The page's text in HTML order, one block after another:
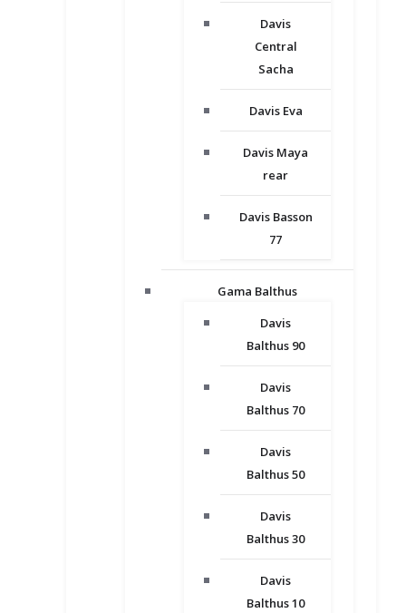
Davis
Central
Sacha
Davis Eva
Davis Maya
rear
Davis Basson
77
Gama Balthus
Davis
Balthus 90
Davis
Balthus 70
Davis
Balthus 50
Davis
Balthus 30
Davis
Balthus 10